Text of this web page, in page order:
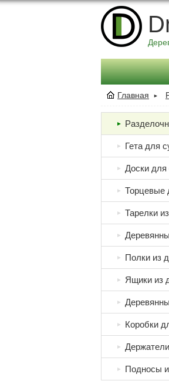
Главная ►
►
► Гета для
► Доски
► Торцевые
► Тарелки
►
► Полки из
► Ящики из
►
► Коробки
►
► Подносы